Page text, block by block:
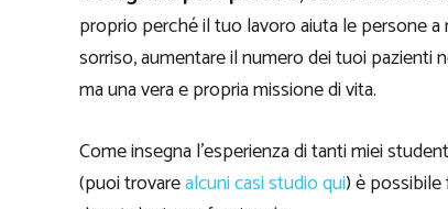
proprio perché il tuo lavoro aiuta le persone
sorriso, aumentare il numero dei tuoi
ma una vera e propria missione di vita.
Come insegna l’esperienza di tanti miei
(puoi trovarealcuni casi studio qui) è